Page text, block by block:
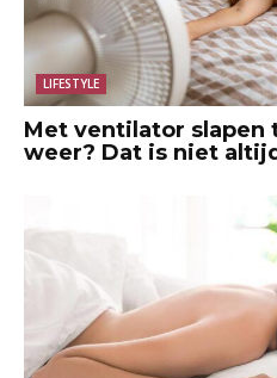
LIFESTYLE
Met ventilator slapen
weer? Dat is niet